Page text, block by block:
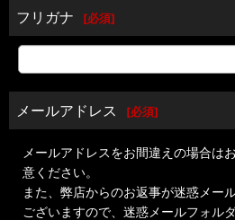
フリガナ [必須]
メールアドレス [必須]
メールアドレスをお間違えの場合は
意ください。
また、弊店からのお返事が迷惑メー
ございますので、迷惑メールフォル